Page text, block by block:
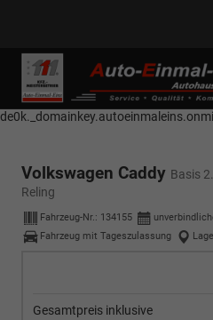
------------ Host Name :
selector1-aee-
Name : selector2._domainkey Points
Volkswagen Caddy Basis
Reling
Fahrzeug-Nr.: 134155
Fahrzeug mit Tageszulassung
Gesamtpreis inklusive